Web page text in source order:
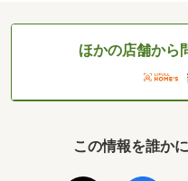
ほかの店舗から
この情報を誰か